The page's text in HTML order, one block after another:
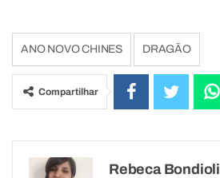
ANO NOVO CHINES DRAGÃO
Compartilhar
Rebeca Bondioli